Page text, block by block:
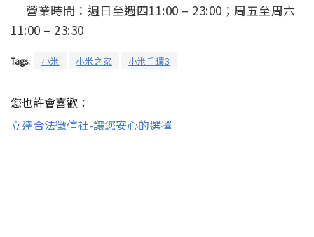
‐ 營業時間：週日至週四11:00 – 23:00；周五至周六
11:00 – 23:30
Tags: 小米 小米之家 小米手環3
您也許會喜歡：
立達合法徵信社-讓您安心的選擇